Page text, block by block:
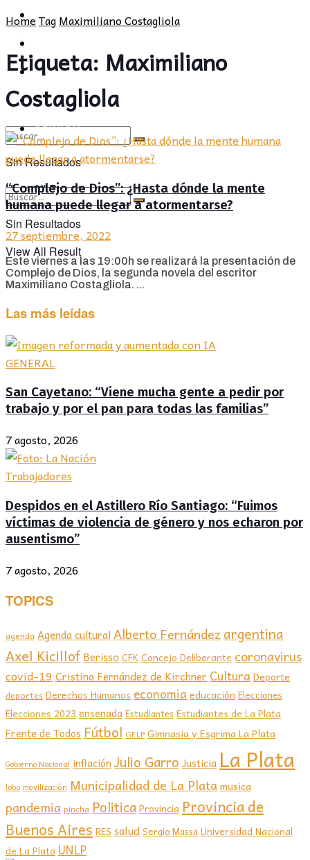
CULTURA
OPINIÓN
Sin Resultados
View All Result
PROVINCIA
SOCIEDAD
CULTURA
OPINIÓN
Sin Resultados
View All Result
HomeTagMaximiliano Costagliola
Etiqueta: Maximiliano
Costagliola
“Complejo de Dios”: ¿Hasta dónde la mente
humana puede llegar a atormentarse?
27 septiembre, 2022
Este viernes a las 19:00h se realizará la presentación de
Complejo de Dios, la segunda novela del escritor
Maximiliano Costagliola. ...
Las más leídas
GENERAL
San Cayetano: “Viene mucha gente a pedir por
trabajo y por el pan para todas las familias”
7 agosto, 2026
Trabajadores
Despidos en el Astillero Río Santiago: “Fuimos
víctimas de violencia de género y nos echaron por
ausentismo”
7 agosto, 2026
TOPICS
agenda Agenda culturalAlberto Fernández argentina
Axel Kicillof Berisso CFKConcejo Deliberante coronavirus
covid-19 Cristina Fernández de Kirchner Cultura Deporte
deportes Derechos Humanos economia educación Elecciones
Elecciones 2023 ensenada Estudiantes Estudiantes de La Plata
Frente de Todos Fútbol GELP Gimnasia y Esgrima La Plata
Gobierno Nacional inflación Julio Garro Justicia La Plata
lobo movilización Municipalidad de La Plata musica
pandemia pincha PoliticaProvincia Provincia de
Buenos Aires RES saludSergio MassaUniversidad Nacional
de La Plata UNLP